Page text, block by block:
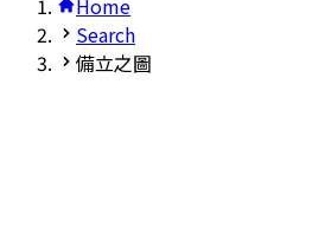
Home
Search
備立之圖